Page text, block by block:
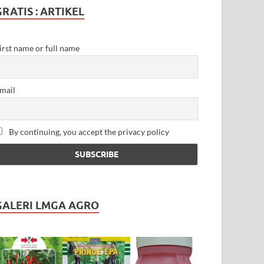
: ARTIKEL
name or full name
By continuing, you accept the privacy policy
LMGA AGRO